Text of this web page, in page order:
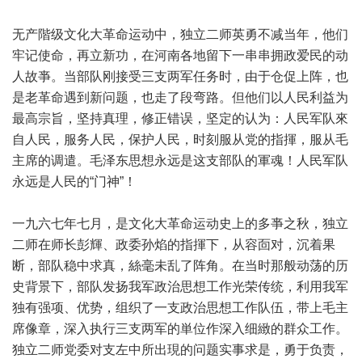
无产階级文化大革命运动中，独立二师英勇不减当年，他们
牢记使命，再立新功，在河南各地留下一串串拥政爱民的动
人故亊。当部队刚接受三支两军任务时，由于仓促上阵，也
是老革命遇到新问题，也走了段弯路。但他们以人民利益为
最高宗旨，坚持真理，修正错误，坚定的认为：人民军队來
自人民，服务人民，保护人民，时刻服从党的指揮，服从毛
主席的调遣。毛泽东思想永远是这支部队的軍魂！人民军队
永远是人民的“门神”！
一九六七年七月，是文化大革命运动史上的多亊之秋，独立
二师在师长彭輝、政委孙焰的指揮下，从容靣对，沉着果
断，部队稳中求真，絲毫未乱了阵角。在当时那般动荡的历
史背景下，部队发扬我军政治思想工作光荣传统，利用我军
独有强项、优势，组织了一支政治思想工作队伍，带上毛主
席像章，深入执行三支两军的単位作深入细緻的群众工作。
独立二师党委对支左中所出現的问题实事求是，勇于负责，